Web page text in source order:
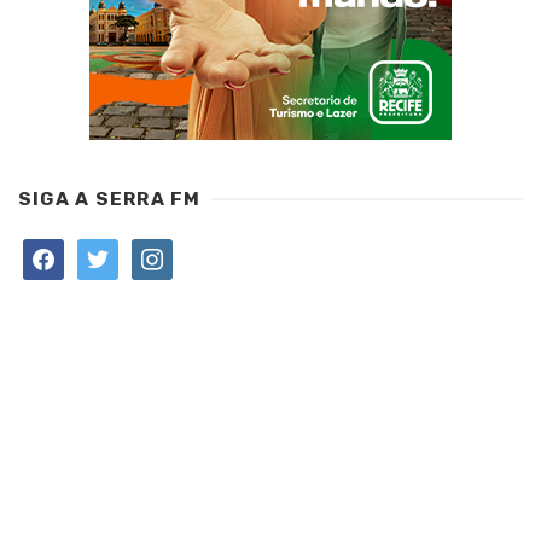
SIGA A SERRA FM
facebooktwitter instagram